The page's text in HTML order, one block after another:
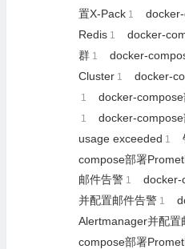
置X-Pack 1
Redis 1
docker-
群 1
docker-
Cluster 1 docker-
1 docker-
1 docker-
usage exceeded 1
compose部署
邮件告警 1
docker-
并配置邮件告警 1
Alertmanager并配置
compose部署